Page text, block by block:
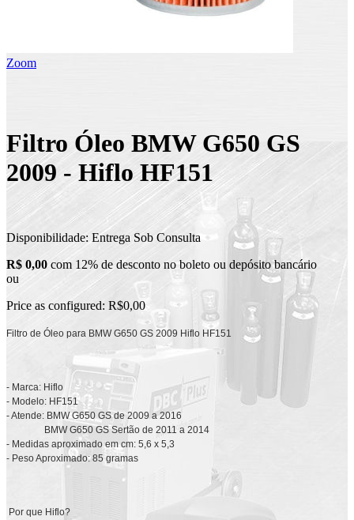
Zoom
Filtro Óleo BMW G650 GS
2009 - Hiflo HF151
Disponibilidade: Entrega Sob Consulta
R$ 0,00 com 12% de desconto no boleto ou depósito bancário
ou
Price as configured: R$0,00
Filtro de Óleo para BMW G650 GS 2009 Hiflo HF151
- Marca: Hiflo
- Modelo: HF151
- Atende: BMW G650 GS de 2009 a 2016
BMW G650 GS Sertão de 2011 a 2014
- Medidas aproximado em cm: 5,6 x 5,3
- Peso Aproximado: 85 gramas
Por que Hiflo?